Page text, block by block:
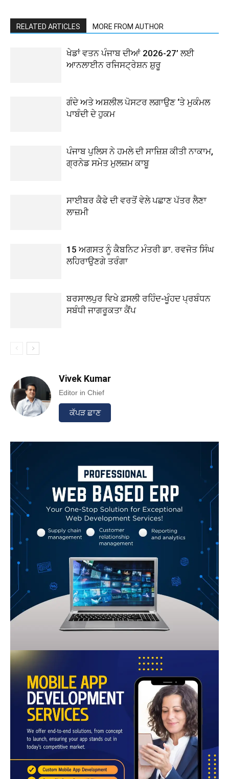
RELATED ARTICLES MORE FROM AUTHOR
ਖੇਡਾਂ ਵਤਨ ਪੰਜਾਬ ਦੀਆਂ 2026-27’ ਲਈ
ਆਨਲਾਈਨ ਰਜਿਸਟ੍ਰੇਸ਼ਨ ਸ਼ੁਰੂ
ਗੰਦੇ ਅਤੇ ਅਸ਼ਲੀਲ ਪੋਸਟਰ ਲਗਾਉਣ ‘ਤੇ ਮੁਕੰਮਲ
ਪਾਬੰਦੀ ਦੇ ਹੁਕਮ
ਪੰਜਾਬ ਪੁਲਿਸ ਨੇ ਹਮਲੇ ਦੀ ਸਾਜ਼ਿਸ਼ ਕੀਤੀ ਨਾਕਾਮ,
ਗ੍ਰਨੇਡ ਸਮੇਤ ਮੁਲਜ਼ਮ ਕਾਬੂ
ਸਾਈਬਰ ਕੈਫੇ ਦੀ ਵਰਤੋਂ ਵੇਲੇ ਪਛਾਣ ਪੱਤਰ ਲੈਣਾ
ਲਾਜ਼ਮੀ
15 ਅਗਸਤ ਨੂੰ ਕੈਬਨਿਟ ਮੰਤਰੀ ਡਾ. ਰਵਜੋਤ ਸਿੰਘ
ਲਹਿਰਾਉਣਗੇ ਤਰੰਗਾ
ਬਰਸਾਲਪੁਰ ਵਿਖੇ ਫ਼ਸਲੀ ਰਹਿੰਦ-ਖੂੰਹਦ ਪ੍ਰਬੰਧਨ
ਸਬੰਧੀ ਜਾਗਰੂਕਤਾ ਕੈਂਪ
Vivek Kumar
Editor in Chief
ਕੱਪੜ ਛਾਣ